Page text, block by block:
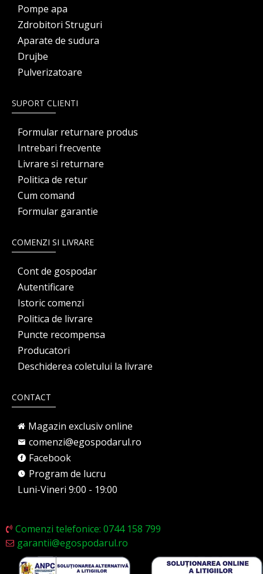
Pompe apa
Zdrobitori Struguri
Aparate de sudura
Drujbe
Pulverizatoare
SUPORT CLIENTI
Formular returnare produs
Intrebari frecvente
Livrare si returnare
Politica de retur
Cum comand
Formular garantie
COMENZI SI LIVRARE
Cont de gospodar
Autentificare
Istoric comenzi
Politica de livrare
Puncte recompensa
Producatori
Deschiderea coletului la livrare
CONTACT
Magazin exclusiv online
comenzi@egospodarul.ro
Facebook
Program de lucru
Luni-Vineri 9:00 - 19:00
Comenzi telefonice: 0744 158 799
garantii@egospodarul.ro